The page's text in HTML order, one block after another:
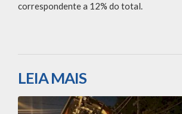
correspondente a 12% do total.
LEIA MAIS